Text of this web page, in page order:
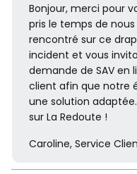
Bonjour, merci pour
pris le temps de
rencontré sur ce
incident et vous
demande de SAV en
client afin que notre
une solution
sur La Redoute !
Caroline, Service